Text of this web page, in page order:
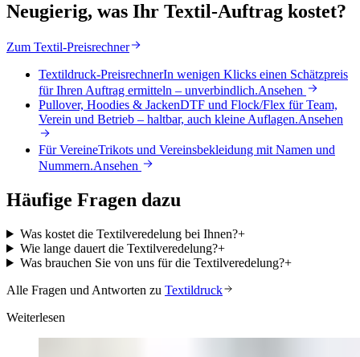
Neugierig, was Ihr Textil-Auftrag kostet?
Zum Textil-Preisrechner
Textildruck-PreisrechnerIn wenigen Klicks einen Schätzpreis
für Ihren Auftrag ermitteln – unverbindlich.Ansehen
Pullover, Hoodies & JackenDTF und Flock/Flex für Team,
Verein und Betrieb – haltbar, auch kleine Auflagen.Ansehen
Für VereineTrikots und Vereinsbekleidung mit Namen und
Nummern.Ansehen
Häufige Fragen dazu
Was kostet die Textilveredelung bei Ihnen?+
Wie lange dauert die Textilveredelung?+
Was brauchen Sie von uns für die Textilveredelung?+
Alle Fragen und Antworten zu Textildruck
Weiterlesen